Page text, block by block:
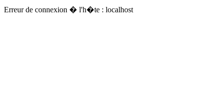
Erreur de connexion � l'h�te : localhost